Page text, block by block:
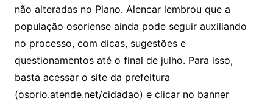
não alteradas no Plano. Alencar lembrou que a
população osoriense ainda pode seguir auxiliando
no processo, com dicas, sugestões e
questionamentos até o final de julho. Para isso,
basta acessar o site da prefeitura
(osorio.atende.net/cidadao) e clicar no banner